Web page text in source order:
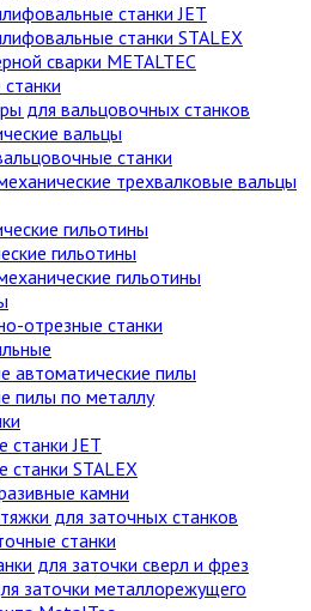
станки JET
станки STALEX
сварки METALTEC
для вальцовочных станков
вальцы
станки
трехвалковые вальцы
гильотины
гильотины
гильотины
отрезные станки
автоматические пилы
пилы по металлу
станки JET
станки STALEX
камни
для заточных станков
станки
для заточки сверл и фрез
заточки металлорежущего